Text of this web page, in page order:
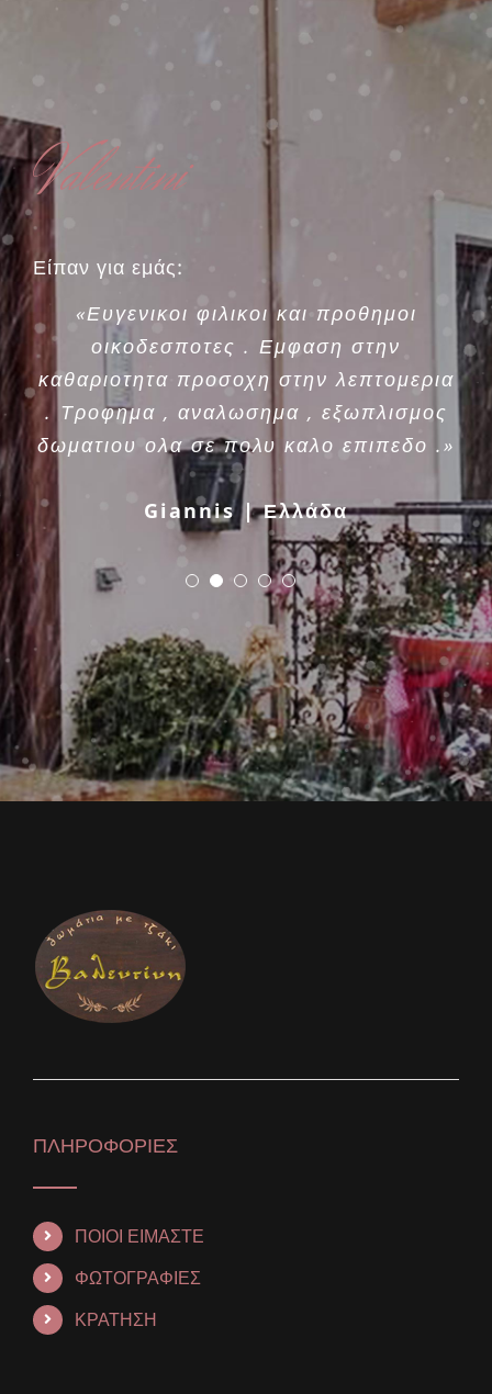
Valentini
Είπαν για εμάς:
«Ευγενικοι φιλικοι και προθημοι
οικοδεσποτες . Εμφαση στην
καθαριοτητα προσοχη στην λεπτομερια
. Τροφημα , αναλωσημα , εξωπλισμος
δωματιου ολα σε πολυ καλο επιπεδο .»
Giannis | Ελλάδα
ΠΛΗΡΟΦΟΡΙΕΣ
ΠΟΙΟΙ ΕΙΜΑΣΤΕ
ΦΩΤΟΓΡΑΦΙΕΣ
ΚΡΑΤΗΣΗ